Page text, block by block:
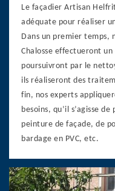
Le façadier Artisan
adéquate pour réaliser
Dans un premier temps,
Chalosse effectueront
poursuivront par le
ils réaliseront des
fin, nos experts
besoins, qu’il s’agisse
peinture de façade, de
bardage en PVC, etc.